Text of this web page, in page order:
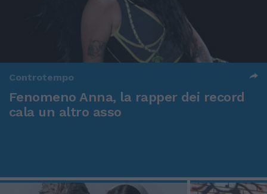
Controtempo
Fenomeno Anna, la rapper dei record
cala un altro asso